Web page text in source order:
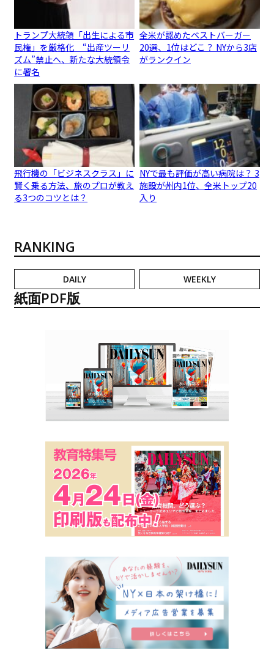
トランプ大統領「出生による市
民権」を厳格化 “出産ツーリ
ズム”禁止へ、新たな大統領令
に署名
全米が認めたベストバーガー
20選、1位はどこ？ NYから3店
がランクイン
飛行機の「ビジネスクラス」に
賢く乗る方法、旅のプロが教え
る3つのコツとは？
NYで最も評価が高い病院は？ 3
施設が州内1位、全米トップ20
入り
RANKING
DAILY WEEKLY
紙面PDF版